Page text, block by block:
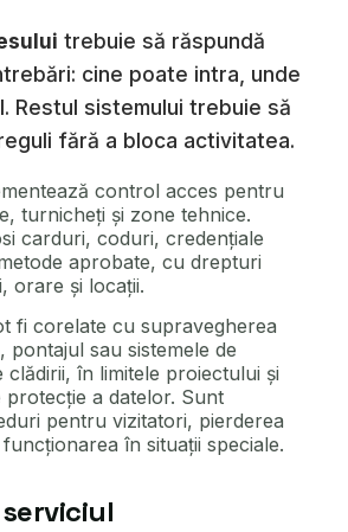
trebuie să răspundă
cine poate intra, unde
Restul sistemului trebuie să
fără a bloca activitatea.
control acces pentru
turnicheți și zone tehnice.
carduri, coduri, credențiale
aprobate, cu drepturi
orare și locații.
fi corelate cu supravegherea
pontajul sau sistemele de
clădirii, în limitele proiectului și
a datelor. Sunt
pentru vizitatori, pierderea
în situații speciale.